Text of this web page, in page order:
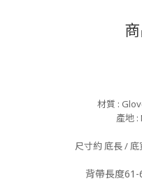
材質 :
產地 :
尺寸約 底長 /
背帶長度